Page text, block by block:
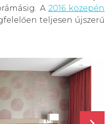
A 2016 közepén
teljesen újszerű